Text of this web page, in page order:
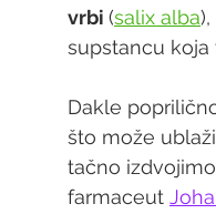
Anatomija
vrbi (salix alba
supstancu koja
Dakle
što može
tačno
farmaceut